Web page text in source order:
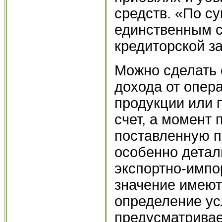
средств. «По
единственным
кредиторской
Можно
дохода от
продукции или
счет, а момент
поставленную
особенно
экспортно-
значение
определение